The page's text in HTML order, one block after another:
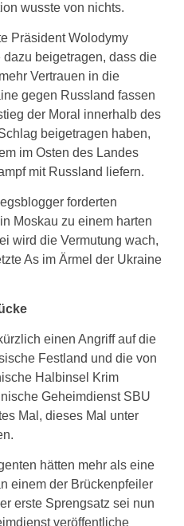
wusste von nichts.
Präsident Wolodymy
beigetragen, dass die
Vertrauen in die
gegen Russland fassen
der Moral innerhalb des
beigetragen haben,
im Osten des Landes
mit Russland liefern.
forderten
Moskau zu einem harten
wird die Vermutung wach,
As im Ärmel der Ukraine
einen Angriff auf die
Festland und die von
Halbinsel Krim
Geheimdienst SBU
Mal, dieses Mal unter
hätten mehr als eine
einem der Brückenpfeiler
erste Sprengsatz sei nun
veröffentliche